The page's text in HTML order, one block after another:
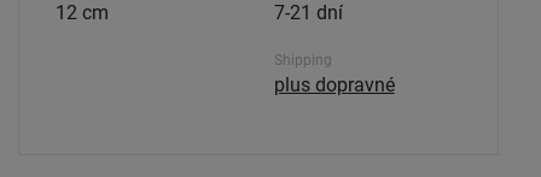
12 cm 7-21 dní
Shipping
plus dopravné